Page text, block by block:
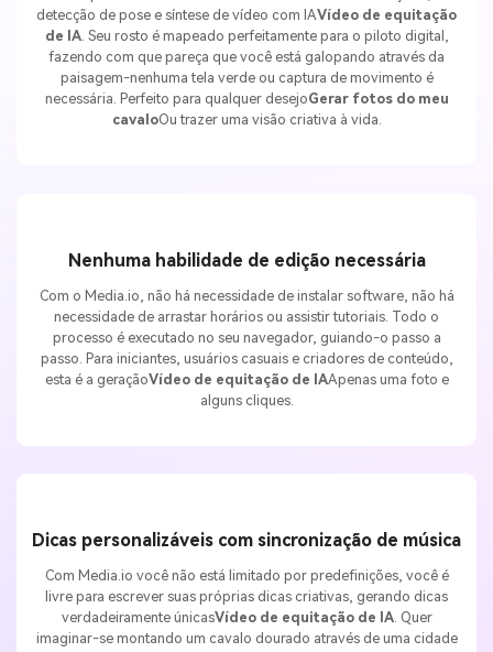
paisagem-nenhuma tela verde ou captura de movimento é
necessária. Perfeito para qualquer desejoGerar fotos do meu
cavaloOu trazer uma visão criativa à vida.
processo é executado no seu navegador, guiando-o passo a
passo. Para iniciantes, usuários casuais e criadores de conteúdo,
esta é a geração Vídeo de equitação de IAApenas uma foto e
alguns cliques.
livre para escrever suas próprias dicas criativas, gerando dicas
verdadeiramente únicas Vídeo de equitação de IA. Quer
imaginar-se montando um cavalo dourado através de uma cidade
de néon ou um robô galopando na lua? Apenas ligue. Nosso
sistema mantém sua cena em ritmo com detecção automática de
batida e está pronto para o TikTokEquitação FiltroEfeito.